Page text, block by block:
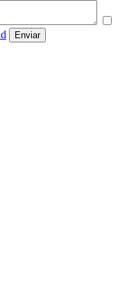
Enviar